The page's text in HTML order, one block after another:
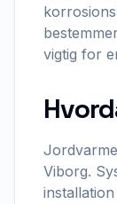
vigtig for
Viborg.